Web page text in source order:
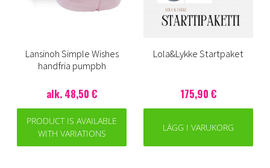
Lansinoh Simple Wishes
handfria pumpbh
alk. 48,50 €
PRODUCT IS AVAILABLE
WITH VARIATIONS
Lola&Lykke Startpaket
175,90 €
LÄGG I VARUKORG